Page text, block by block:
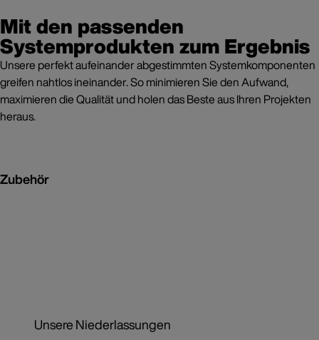
Mit den passenden
Systemprodukten zum Ergebnis
Unsere perfekt aufeinander abgestimmten Systemkomponenten
greifen nahtlos ineinander. So minimieren Sie den Aufwand,
maximieren die Qualität und holen das Beste aus Ihren Projekten
heraus.
Zubehör
Unsere Niederlassungen